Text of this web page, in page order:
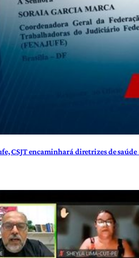
CSJT encaminhará diretrizes de